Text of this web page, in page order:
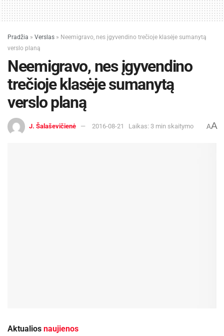
Pradžia » Verslas » Neemigravo, nes įgyvendino trečioje klasėje sumanytą
verslo planą
Neemigravo, nes įgyvendino
trečioje klasėje sumanytą
verslo planą
J. Šalaševičienė 2016-08-21 Laikas: 3 min skaitymo AA
Aktualios naujienos